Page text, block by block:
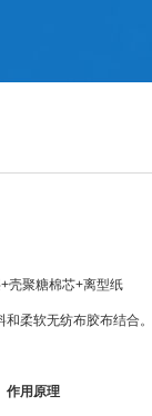
壳聚糖棉芯+离型纸
和柔软无纺布胶布结合
作用原理